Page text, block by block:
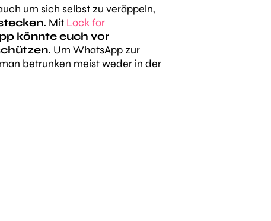
um sich selbst zu veräppeln,
Mit Lock for
könnte euch vor
Um WhatsApp zur
betrunken meist weder in der